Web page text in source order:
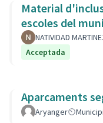
Material
escoles del
NATIVIDAD
Acceptada
Aparcaments
Aryanger Municipi